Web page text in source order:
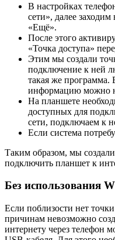
В настройках
сети», далее
«Ещё».
После этого
«Точка доступа»
Этим мы создали
подключение к ней
такая же
информацию можно
На планшете
доступных для
сети, подключаем к
Если система
Таким образом, мы
подключить планшет к
Без использования
Если поблизости нет
причинам невозможно
интернету через телефон